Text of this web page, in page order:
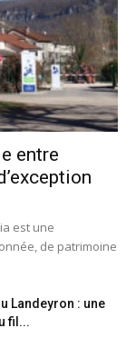
entre
est une
de patrimoine
Landeyron : une
fil...